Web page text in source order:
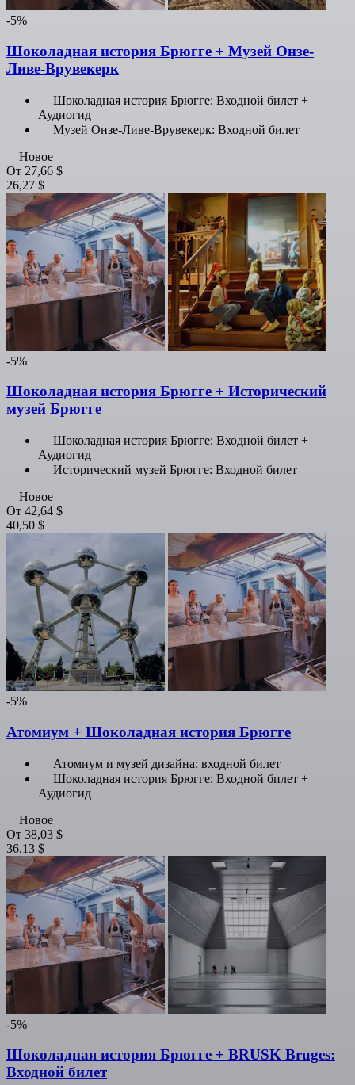
-5%
Шоколадная история Брюгге + Музей Онзе-
Ливе-Врувекерк
Шоколадная история Брюгге: Входной билет +
Аудиогид
Музей Онзе-Ливе-Врувекерк: Входной билет
Новое
От 27,66 $
26,27 $
-5%
Шоколадная история Брюгге + Исторический
музей Брюгге
Шоколадная история Брюгге: Входной билет +
Аудиогид
Исторический музей Брюгге: Входной билет
Новое
От 42,64 $
40,50 $
-5%
Атомиум + Шоколадная история Брюгге
Атомиум и музей дизайна: входной билет
Шоколадная история Брюгге: Входной билет +
Аудиогид
Новое
От 38,03 $
36,13 $
-5%
Шоколадная история Брюгге + BRUSK Bruges:
Входной билет